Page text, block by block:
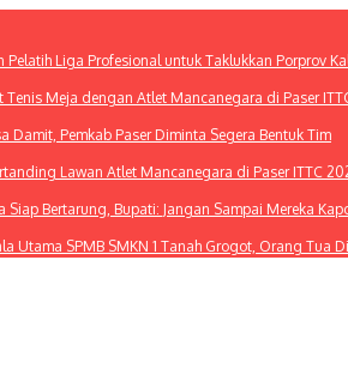
Liga Profesional untuk Taklukkan Porprov
Tenis Meja dengan Atlet Mancanegara di Paser
Damit, Pemkab Paser Diminta Segera Bentuk Tim
Lawan Atlet Mancanegara di Paser ITTC
Bertarung, Bupati: Jangan Sampai Mereka
Utama SPMB SMKN 1 Tanah Grogot, Orang Tua